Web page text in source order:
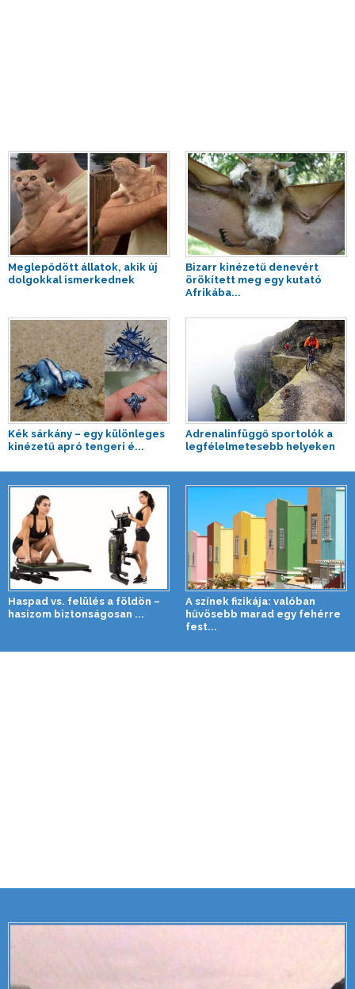
Meglepődött állatok, akik új
dolgokkal ismerkednek
Bizarr kinézetű denevért
örökített meg egy kutató
Afrikába...
Kék sárkány – egy különleges
kinézetű apró tengeri é...
Adrenalinfüggő sportolók a
legfélelmetesebb helyeken
Haspad vs. felülés a földön –
hasizom biztonságosan ...
A színek fizikája: valóban
hűvösebb marad egy fehérre
fest...